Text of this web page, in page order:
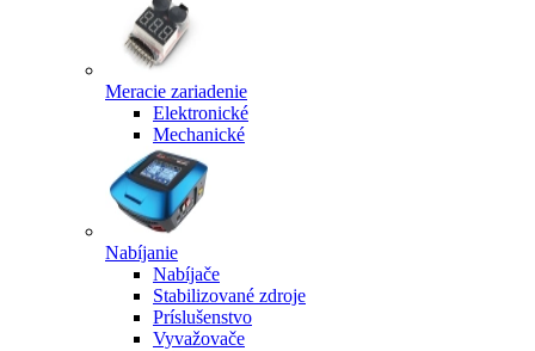
Meracie zariadenie
Elektronické
Mechanické
Nabíjanie
Nabíjače
Stabilizované zdroje
Príslušenstvo
Vyvažovače